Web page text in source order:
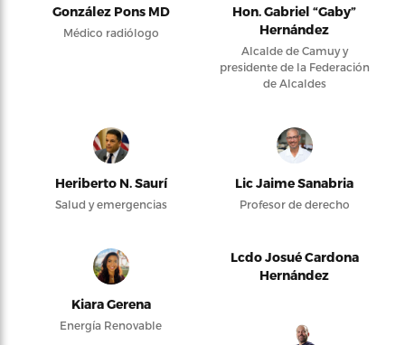
González Pons MD
Médico radiólogo
Hon. Gabriel “Gaby”
Hernández
Alcalde de Camuy y
presidente de la Federación
de Alcaldes
Heriberto N. Saurí
Salud y emergencias
Lic Jaime Sanabria
Profesor de derecho
Kiara Gerena
Energía Renovable
Lcdo Josué Cardona
Hernández